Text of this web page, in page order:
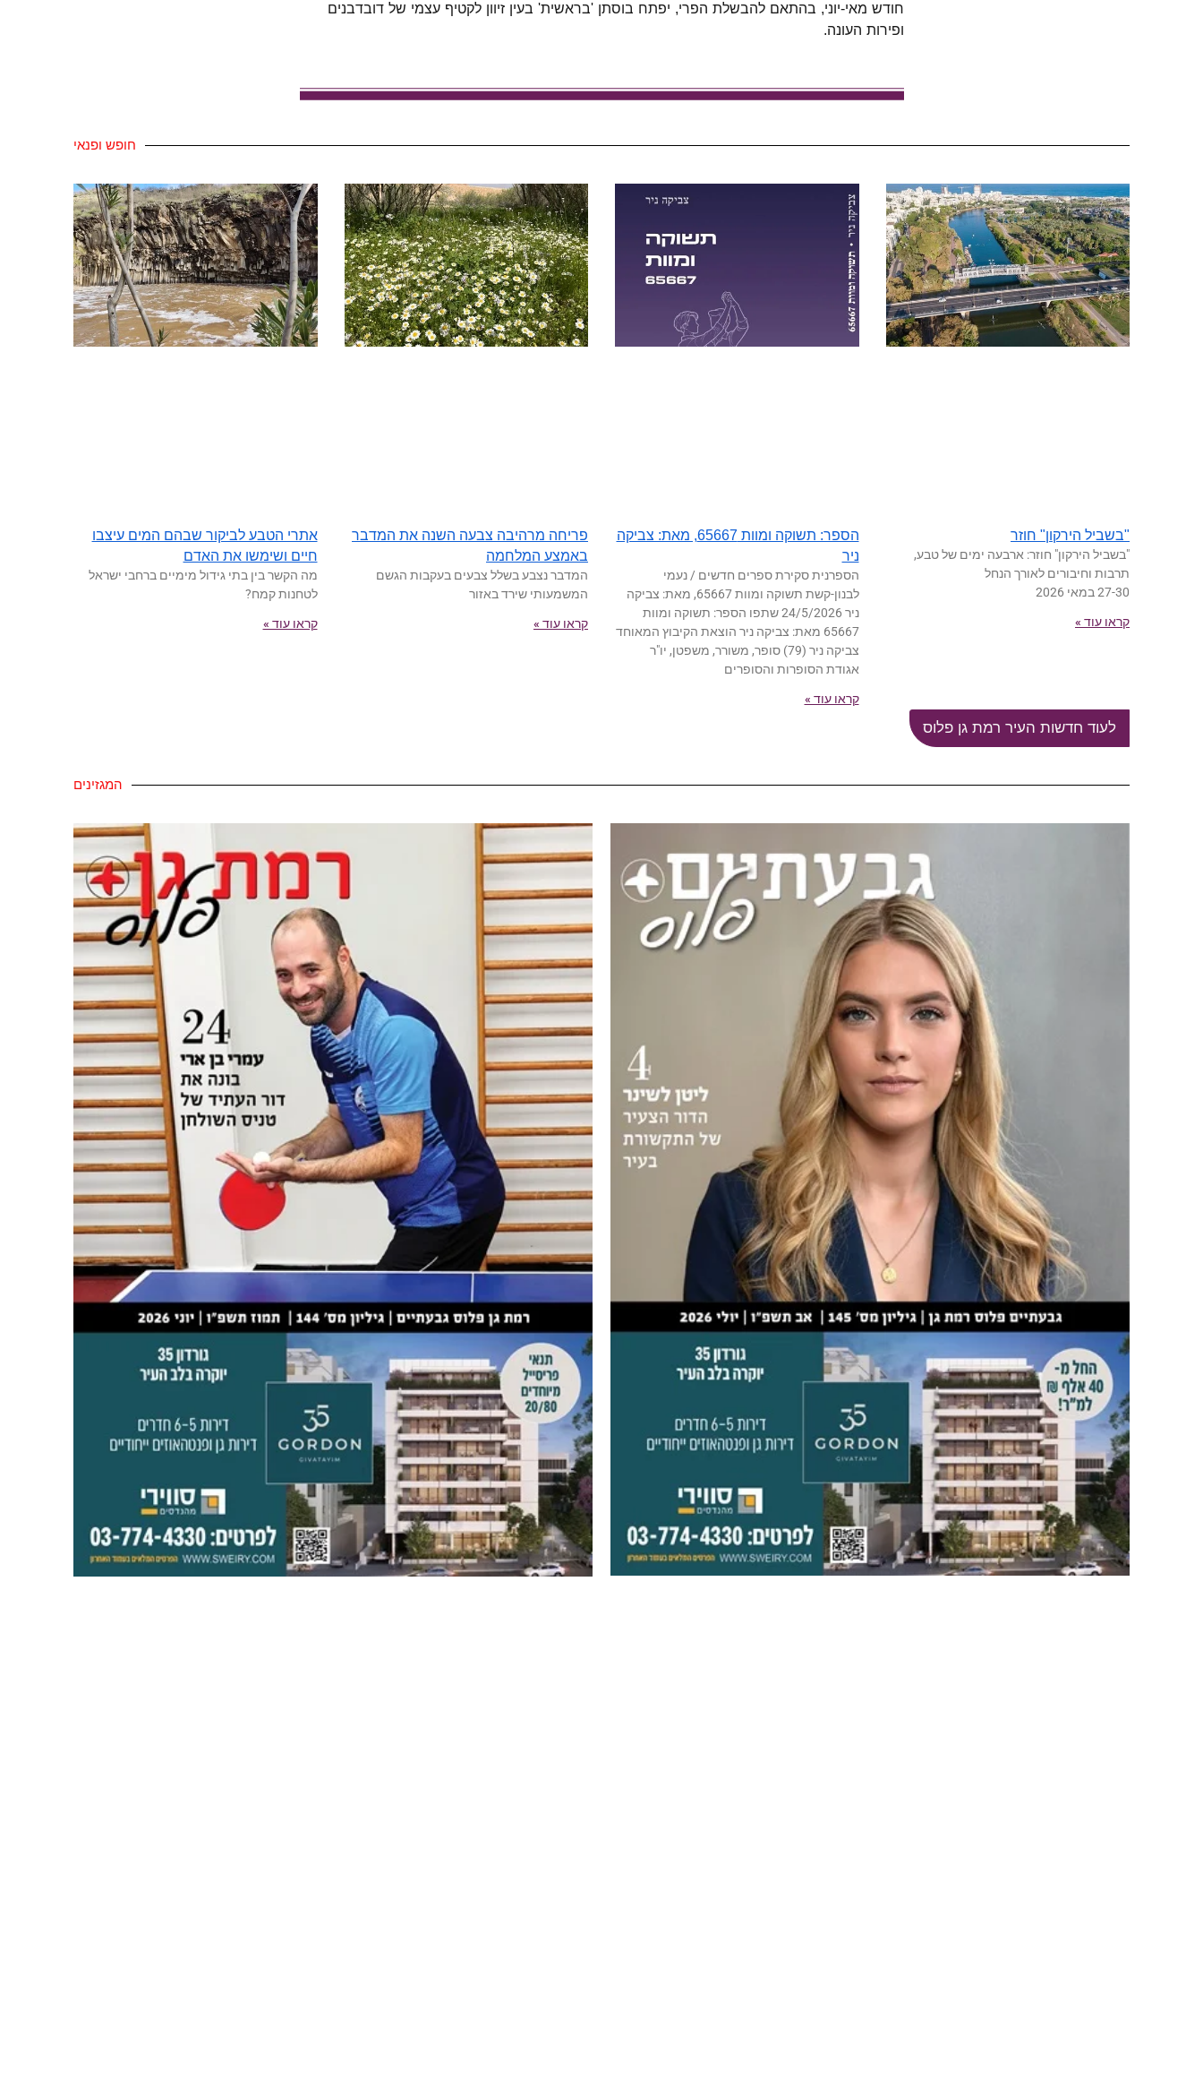
חודש מאי-יוני, בהתאם להבשלת הפרי, יפתח בוסתן 'בראשית' בעין זיוון לקטיף עצמי של דובדבנים
ופירות העונה.
חופש ופנאי
"בשביל הירקון" חוזר
"בשביל הירקון" חוזר: ארבעה ימים של טבע,
תרבות וחיבורים לאורך הנחל
27-30 במאי 2026
קראו עוד »
הספר: תשוקה ומוות 65667, מאת: צביקה
ניר
הספרנית סקירת ספרים חדשים / נעמי
לבנון-קשת תשוקה ומוות 65667, מאת: צביקה
ניר 24/5/2026 שתפו הספר: תשוקה ומוות
65667 מאת: צביקה ניר הוצאת הקיבוץ המאוחד
צביקה ניר (79) סופר, משורר, משפטן, יו"ר
אגודת הסופרות והסופרים
קראו עוד »
פריחה מרהיבה צבעה השנה את המדבר
באמצע המלחמה
המדבר נצבע בשלל צבעים בעקבות הגשם
המשמעותי שירד באזור
קראו עוד »
אתרי הטבע לביקור שבהם המים עיצבו
חיים ושימשו את האדם
מה הקשר בין בתי גידול מימיים ברחבי ישראל
לטחנות קמח?
קראו עוד »
לעוד חדשות העיר רמת גן פלוס
המגזינים